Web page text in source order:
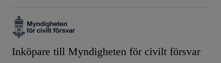
Inköpare till Myndigheten för civilt försvar